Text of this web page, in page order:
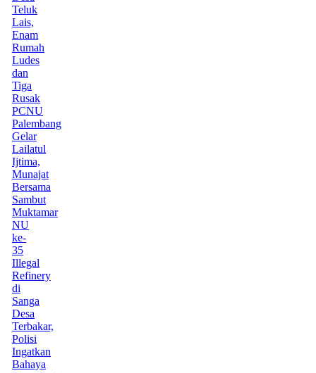
Teluk
Lais,
Enam
Rumah
Ludes
dan
Tiga
Rusak
PCNU
Palembang
Gelar
Lailatul
Ijtima,
Munajat
Bersama
Sambut
Muktamar
NU
ke-
35
Illegal
Refinery
di
Sanga
Desa
Terbakar,
Polisi
Ingatkan
Bahaya